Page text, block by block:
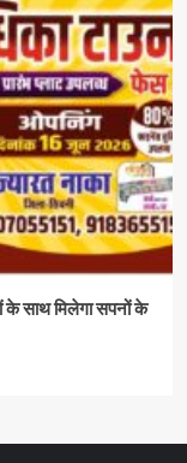
साथ मिलेगा सपनों के